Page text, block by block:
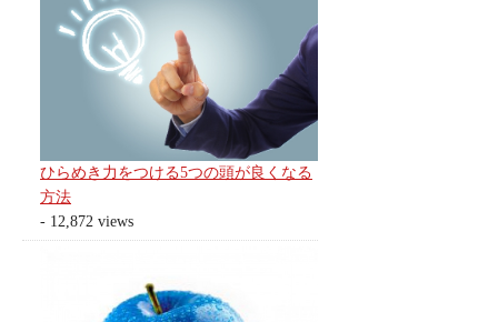
ひらめき力をつける5つの頭が良くなる
方法
- 12,872 views